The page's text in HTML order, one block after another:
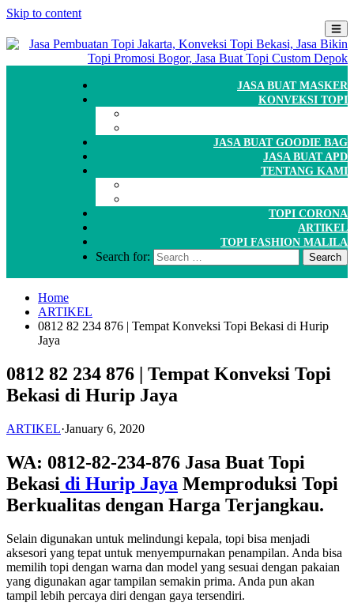
Skip to content
JASA BUAT MASKER
KONVEKSI TOPI
JASA BUAT GOODIE BAG
JASA BUAT APD
TENTANG KAMI
TOPI CORONA
ARTIKEL
TOPI FASHION MALILA
Search for:
Home
ARTIKEL
0812 82 234 876 | Tempat Konveksi Topi Bekasi di Hurip
Jaya
0812 82 234 876 | Tempat Konveksi Topi
Bekasi di Hurip Jaya
ARTIKEL·January 6, 2020
WA: 0812-82-234-876 Jasa Buat Topi
Bekasi di Hurip Jaya Memproduksi Topi
Berkualitas dengan Harga Terjangkau.
Selain digunakan untuk melindungi kepala, topi bisa menjadi
aksesori yang tepat untuk menyempurnakan penampilan. Anda bisa
memilih topi dengan warna dan model yang sesuai dengan pakaian
yang digunakan agar tampilan semakin prima. Anda pun akan
tampil lebih percaya diri dengan gaya tersendiri.